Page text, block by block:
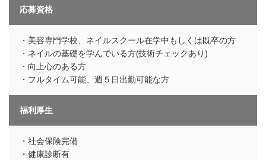
応募資格
・美容専門学校、ネイルスクール在学中もしくは既卒の方
・ネイルの基礎を学んでいる方(技術チェックあり)
・向上心のある方
・フルタイム可能、週５日出勤可能な方
福利厚生
・社会保険完備
・健康診断有